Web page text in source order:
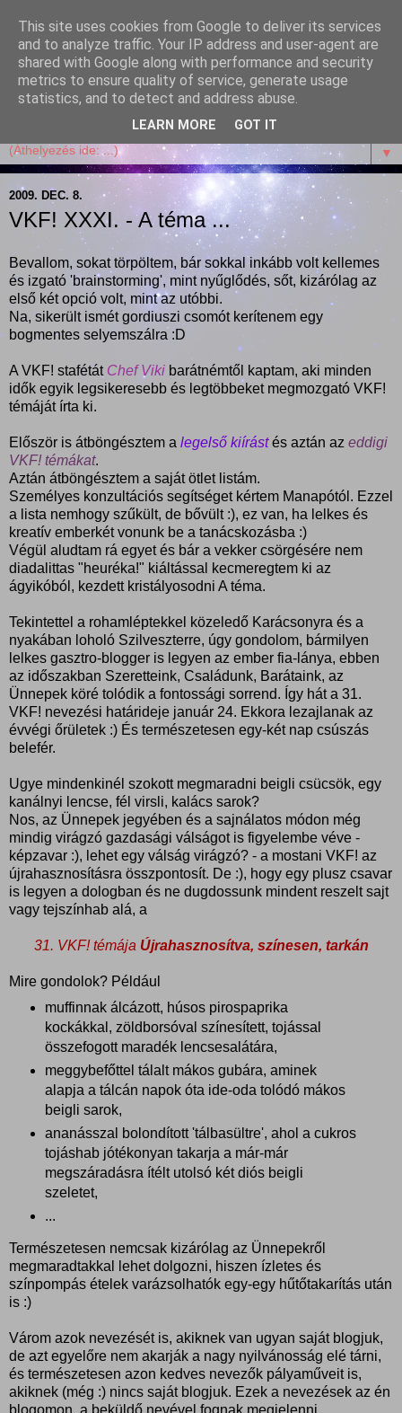
Garffyka
Szösszenetek a konyhámból, az életemből. Mosollyal,
receptekkel, vidámsággal, marcipánnal, csokival.
▼
2009. DEC. 8.
VKF! XXXI. - A téma ...
Bevallom, sokat törpöltem, bár sokkal inkább volt kellemes
és izgató 'brainstorming', mint nyűglődés, sőt, kizárólag az
első két opció volt, mint az utóbbi.
Na, sikerült ismét gordiuszi csomót kerítenem egy
bogmentes selyemszálra :D
A VKF! stafétát Chef Viki barátnémtől kaptam, aki minden
idők egyik legsikeresebb és legtöbbeket megmozgató VKF!
témáját írta ki.
Először is átböngésztem a legelső kiírástés aztán az eddigi
VKF! témákat.
Aztán átböngésztem a saját ötlet listám.
Személyes konzultációs segítséget kértem Manapótól. Ezzel
a lista nemhogy szűkült, de bővült :), ez van, ha lelkes és
kreatív emberkét vonunk be a tanácskozásba :)
Végül aludtam rá egyet és bár a vekker csörgésére nem
diadalittas "heuréka!" kiáltással kecmeregtem ki az
ágyikóból, kezdett kristályosodni A téma.
Tekintettel a rohamléptekkel közeledő Karácsonyra és a
nyakában loholó Szilveszterre, úgy gondolom, bármilyen
lelkes gasztro-blogger is legyen az ember fia-lánya, ebben
az időszakban Szeretteink, Családunk, Barátaink, az
Ünnepek köré tolódik a fontossági sorrend. Így hát a 31.
VKF! nevezési határideje január 24. Ekkora lezajlanak az
évvégi őrületek :) És természetesen egy-két nap csúszás
belefér.
Ugye mindenkinél szokott megmaradni beigli csücsök, egy
kanálnyi lencse, fél virsli, kalács sarok?
Nos, az Ünnepek jegyében és a sajnálatos módon még
mindig virágzó gazdasági válságot is figyelembe véve -
képzavar :), lehet egy válság virágzó? - a mostani VKF! az
újrahasznosításra összpontosít. De :), hogy egy plusz csavar
is legyen a dologban és ne dugdossunk mindent reszelt sajt
vagy tejszínhab alá, a
31. VKF! témája Újrahasznosítva, színesen, tarkán
Mire gondolok? Például
muffinnak álcázott, húsos pirospaprika
kockákkal, zöldborsóval színesített, tojással
összefogott maradék lencsesalátára,
meggybefőttel tálalt mákos gubára, aminek
alapja a tálcán napok óta ide-oda tolódó mákos
beigli sarok,
ananásszal bolondított 'tálbasültre', ahol a cukros
tojáshab jótékonyan takarja a már-már
megszáradásra ítélt utolsó két diós beigli
szeletet,
...
Természetesen nemcsak kizárólag az Ünnepekről
megmaradtakkal lehet dolgozni, hiszen ízletes és
színpompás ételek varázsolhatók egy-egy hűtőtakarítás után
is :)
Várom azok nevezését is, akiknek van ugyan saját blogjuk,
de azt egyelőre nem akarják a nagy nyilvánosság elé tárni,
és természetesen azon kedves nevezők pályaműveit is,
akiknek (még :) nincs saját blogjuk. Ezek a nevezések az én
This site uses cookies from Google to deliver its services
and to analyze traffic. Your IP address and user-agent are
shared with Google along with performance and security
metrics to ensure quality of service, generate usage
statistics, and to detect and address abuse.
LEARN MORE GOT IT